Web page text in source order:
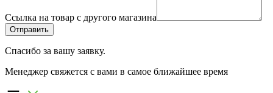
Ссылка на товар с другого магазина
Спасибо за вашу заявку.
Менеджер свяжется с вами в самое ближайшее время